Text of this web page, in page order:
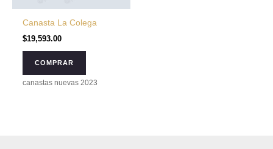
Canasta La Colega
$19,593.00
COMPRAR
canastas nuevas 2023